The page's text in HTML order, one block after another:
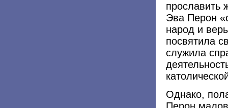
прославить
Эва Перон
народ и
посвятила
служила
Однако,